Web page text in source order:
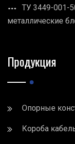
ТУ 3449-001-
металлические
Продукция
Опорные
Короба